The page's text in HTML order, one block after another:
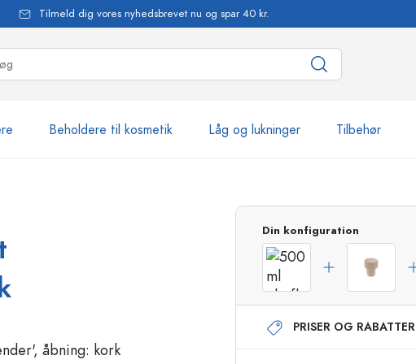
Tilmeld dig vores nyhedsbrevet nu og spar 40 kr.
Beholdere til kosmetik Låg og lukninger Tilbehør
Sprayflasker
Airless-dispensere
Roll-on flasker
Din konfiguration
PRISER OG RABATTER